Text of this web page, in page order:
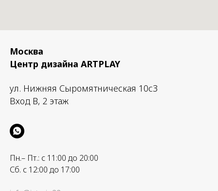
Москва
Центр дизайна ARTPLAY
ул. Нижняя Сыромятническая 10с3
Вход B, 2 этаж
Пн.– Пт.: с 11:00 до 20:00
Сб. с 12:00 до 17:00